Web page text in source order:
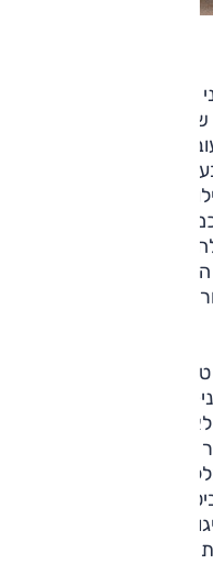
מהחסידים המושבעים של
אך אופי הפעולה
טוב מכל האחרות.
שילוב יחסי ההעברה
אוטומטית פלנטרית
מאוד? יש מצב שמי
בכך. נותר נושא
שקטה מאוד
וגם מנוע הבנזין
מספרים על מתלים
גם יכולת דינמית גבוהה
הפעולה שלהם ואיך
ריקים ומאוד
גם לא אני שנהגתי בה.
כאשר מאתגרים
ואז מתערבת מערכת
יותר על המידה.